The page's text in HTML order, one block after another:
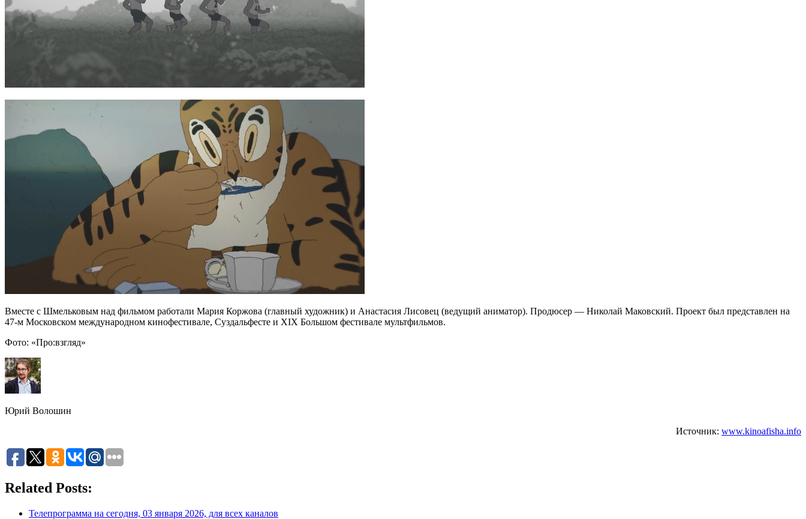
Вместе с Шмельковым над фильмом работали Мария Коржова (главный художник) и Анастасия Лисовец (ведущий аниматор). Продюсер — Николай Маковский. Проект был представлен на
47-м Московском международном кинофестивале, Суздальфесте и XIX Большом фестивале мультфильмов.
Фото: «Про:взгляд»
Юрий Волошин
Источник: www.kinoafisha.info
Related Posts:
Телепрограмма на сегодня, 03 января 2026, для всех каналов